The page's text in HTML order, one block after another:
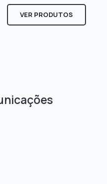
VER PRODUTOS